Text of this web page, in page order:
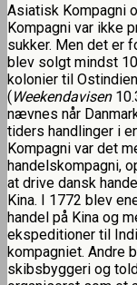
Asiatisk Kompagni
Kompagni var ikke
sukker. Men det er
blev solgt mindst
kolonier til
(Weekendavisen
nævnes når
tiders handlinger i
Kompagni var det
handelskompagni,
at drive dansk
Kina. I 1772 blev
handel på Kina og
ekspeditioner til
kompagniet. Andre
skibsbyggeri og